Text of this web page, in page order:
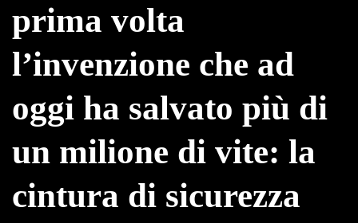
prima volta
l’invenzione che ad
oggi ha salvato più di
un milione di vite: la
cintura di sicurezza